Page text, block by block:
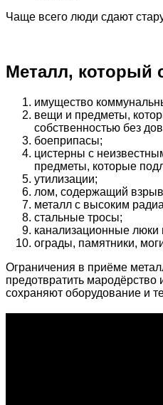
Чаще всего люди сдают
Металл, который
имущество
вещи и предметы,
собственностью без
боеприпасы;
цистерны с
предметы, которые
утилизации;
лом, содержащий
металл с высоким
стальные тросы;
канализационные люки
ограды, памятники,
Ограничения в приёме
предотвратить мародёрство
сохраняют оборудование и